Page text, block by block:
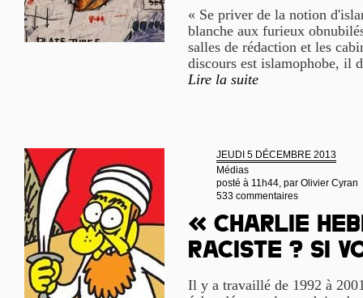
« Se priver de la notion
blanche aux furieux
salles de rédaction et les
discours est islamophobe, il
Lire la suite
JEUDI 5 DÉCEMBRE 2013
Médias
posté à 11h44, par Olivier Cyran
533 commentaires
« Charlie
raciste ? Si
Il y a travaillé de 1992 à